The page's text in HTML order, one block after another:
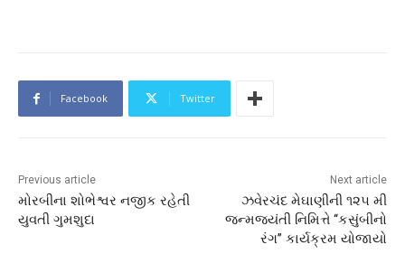
Facebook Twitter
Previous article
મોરબીના શોભેશ્વર નજીક રહેતી
યુવતી ગુમશુદા
Next article
ઝવેરચંદ મેઘાણીની ૧૨૫ મી
જન્મજયંતી નિમિત્તે ‘‘કસુંબીનો
રંગ’’ કાર્યક્રમ યોજાયો